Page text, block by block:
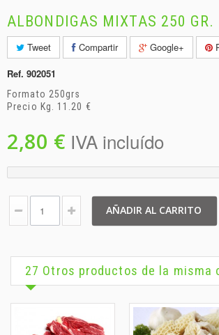
ALBONDIGAS MIXTAS 250 GR.
Tweet Compartir Google+
Ref. 902051
Formato 250grs
Precio Kg. 11.20 €
2,80 € IVA incluído
AÑADIR AL CARRITO
27 Otros productos de la misma